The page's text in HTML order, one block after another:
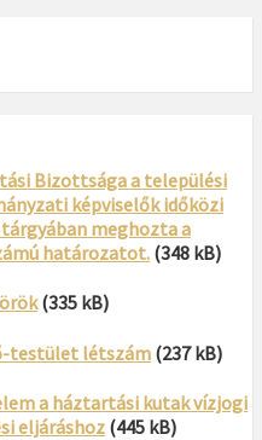
Bizottsága a települési
képviselők időközi
meghozta a
határozatot. (348 kB)
(335 kB)
testület létszám (237 kB)
a háztartási kutak vízjogi
eljáráshoz (445 kB)